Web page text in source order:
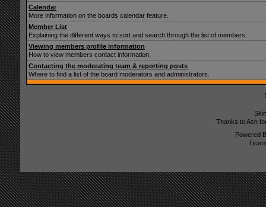
Calendar
More information on the boards calendar feature.
Member List
Explaining the different ways to sort and search through the list of members.
Viewing members profile information
How to view members contact information.
Contacting the moderating team & reporting posts
Where to find a list of the board moderators and administrators.
Thanks to Ash
Powered